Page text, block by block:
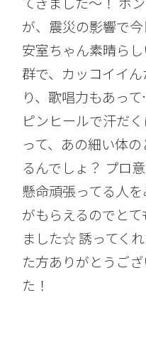
が、震災の影響で
安室ちゃん素晴ら
群で、カッコイイ
り、歌唱力もあっ
ピンヒールで汗だ
って、あの細い体
るんでしょ？ プロ
懸命頑張ってる人
がもらえるのでと
ました☆ 誘ってく
た方ありがとうご
た！